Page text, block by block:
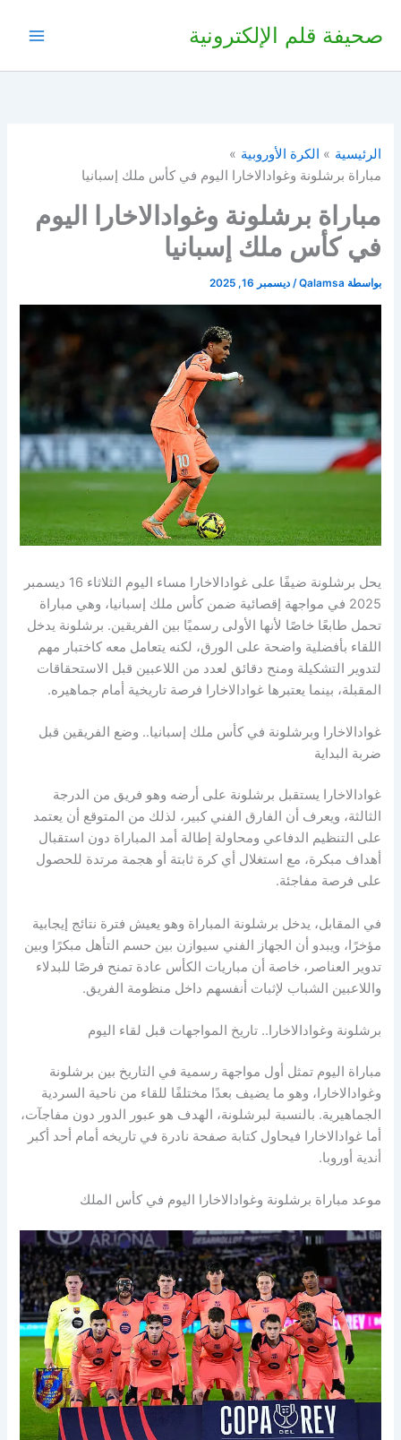
صحيفة قلم الإلكترونية
الرئيسية
الكرة الأوروبية
مباراة برشلونة وغوادالاخارا اليوم في كأس ملك إسبانيا
مباراة برشلونة وغوادالاخارا اليوم
في كأس ملك إسبانيا
بواسطة Qalamsa
/ديسمبر 16, 2025
يحل برشلونة ضيفًا على غوادالاخارا مساء اليوم الثلاثاء 16 ديسمبر
2025 في مواجهة إقصائية ضمن كأس ملك إسبانيا، وهي مباراة
تحمل طابعًا خاصًا لأنها الأولى رسميًا بين الفريقين. برشلونة يدخل
اللقاء بأفضلية واضحة على الورق، لكنه يتعامل معه كاختبار مهم
لتدوير التشكيلة ومنح دقائق لعدد من اللاعبين قبل الاستحقاقات
المقبلة، بينما يعتبرها غوادالاخارا فرصة تاريخية أمام جماهيره.
غوادالاخارا وبرشلونة في كأس ملك إسبانيا.. وضع الفريقين قبل
ضربة البداية
غوادالاخارا يستقبل برشلونة على أرضه وهو فريق من الدرجة
الثالثة، ويعرف أن الفارق الفني كبير، لذلك من المتوقع أن يعتمد
على التنظيم الدفاعي ومحاولة إطالة أمد المباراة دون استقبال
أهداف مبكرة، مع استغلال أي كرة ثابتة أو هجمة مرتدة للحصول
على فرصة مفاجئة.
في المقابل، يدخل برشلونة المباراة وهو يعيش فترة نتائج إيجابية
مؤخرًا، ويبدو أن الجهاز الفني سيوازن بين حسم التأهل مبكرًا وبين
تدوير العناصر، خاصة أن مباريات الكأس عادة تمنح فرصًا للبدلاء
واللاعبين الشباب لإثبات أنفسهم داخل منظومة الفريق.
برشلونة وغوادالاخارا.. تاريخ المواجهات قبل لقاء اليوم
مباراة اليوم تمثل أول مواجهة رسمية في التاريخ بين برشلونة
وغوادالاخارا، وهو ما يضيف بعدًا مختلفًا للقاء من ناحية السردية
الجماهيرية. بالنسبة لبرشلونة، الهدف هو عبور الدور دون مفاجآت،
أما غوادالاخارا فيحاول كتابة صفحة نادرة في تاريخه أمام أحد أكبر
أندية أوروبا.
موعد مباراة برشلونة وغوادالاخارا اليوم في كأس الملك